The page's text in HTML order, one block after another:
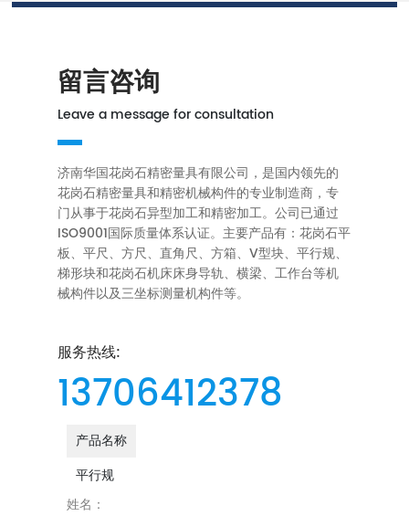
留言咨询
Leave a message for consultation
济南华国花岗石精密量具有限公司，是国内领先的
花岗石精密量具和精密机械构件的专业制造商，专
门从事于花岗石异型加工和精密加工。公司已通过
ISO9001国际质量体系认证。主要产品有：花岗石平
板、平尺、方尺、直角尺、方箱、V型块、平行规、
梯形块和花岗石机床床身导轨、横梁、工作台等机
械构件以及三坐标测量机构件等。
服务热线:
13706412378
产品名称
平行规
姓名：